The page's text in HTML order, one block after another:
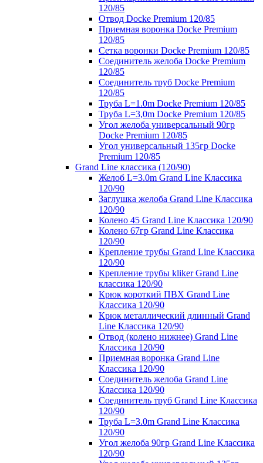
120/85
Отвод Docke Premium 120/85
Приемная воронка Docke Premium
120/85
Сетка воронки Docke Premium 120/85
Соединитель желоба Docke Premium
120/85
Соединитель труб Docke Premium
120/85
Труба L=1.0m Docke Premium 120/85
Труба L=3,0m Docke Premium 120/85
Угол желоба универсальный 90гр
Docke Premium 120/85
Угол универсальный 135гр Docke
Premium 120/85
Grand Line классика (120/90)
Желоб L=3.0m Grand Line Классика
120/90
Заглушка желоба Grand Line Классика
120/90
Колено 45 Grand Line Классика 120/90
Колено 67гр Grand Line Классика
120/90
Крепление трубы Grand Line Классика
120/90
Крепление трубы kliker Grand Line
классика 120/90
Крюк короткий ПВХ Grand Line
Классика 120/90
Крюк металлический длинный Grand
Line Классика 120/90
Отвод (колено нижнее) Grand Line
Классика 120/90
Приемная воронка Grand Line
Классика 120/90
Соединитель желоба Grand Line
Классика 120/90
Соединитель труб Grand Line Классика
120/90
Труба L=3.0m Grand Line Классика
120/90
Угол желоба 90гр Grand Line Классика
120/90